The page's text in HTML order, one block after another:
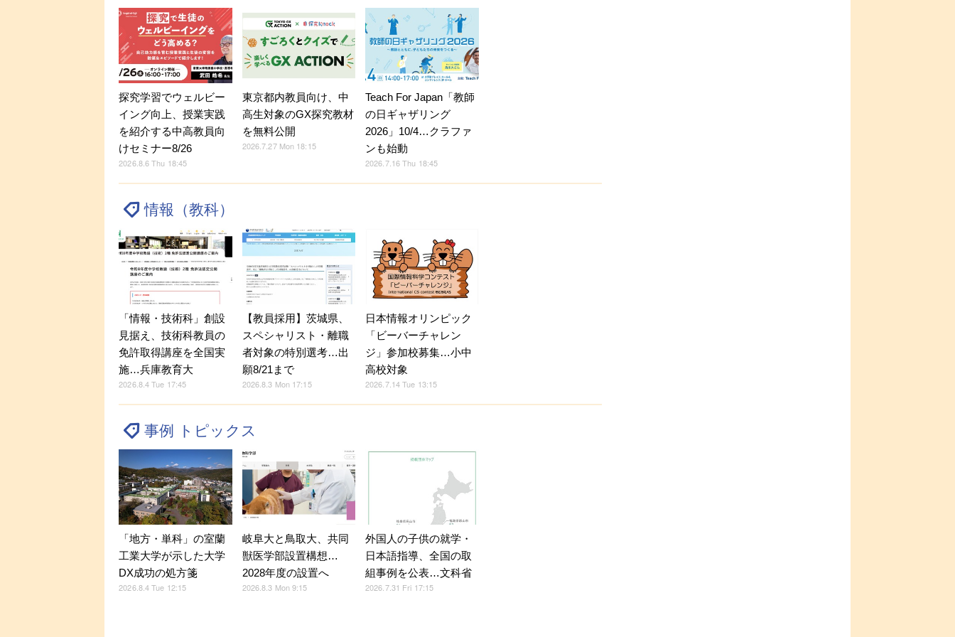
探究学習でウェルビー
イング向上、授業実践
を紹介する中高教員向
けセミナー8/26
2026.8.6 Thu 18:45
東京都内教員向け、中
高生対象のGX探究教材
を無料公開
2026.7.27 Mon 18:15
Teach For Japan「教師
の日ギャザリング
2026」10/4…クラファ
ンも始動
2026.7.16 Thu 18:45
情報（教科）
「情報・技術科」創設
見据え、技術科教員の
免許取得講座を全国実
施…兵庫教育大
2026.8.4 Tue 17:45
【教員採用】茨城県、
スペシャリスト・離職
者対象の特別選考…出
願8/21まで
2026.8.3 Mon 17:15
日本情報オリンピック
「ビーバーチャレン
ジ」参加校募集…小中
高校対象
2026.7.14 Tue 13:15
事例 トピックス
「地方・単科」の室蘭
工業大学が示した大学
DX成功の処方箋
2026.8.4 Tue 12:15
岐阜大と鳥取大、共同
獣医学部設置構想…
2028年度の設置へ
2026.8.3 Mon 9:15
外国人の子供の就学・
日本語指導、全国の取
組事例を公表…文科省
2026.7.31 Fri 17:15